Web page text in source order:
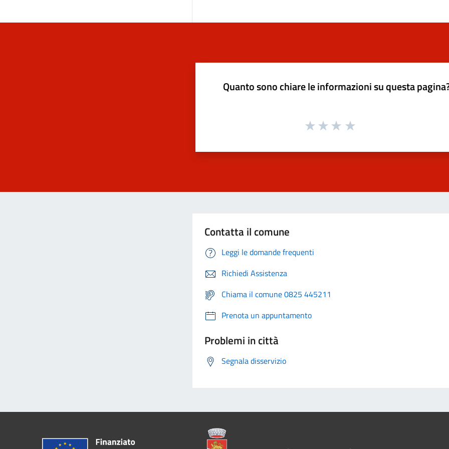
Quanto sono chiare le informazioni su questa
Contatta il comune
Leggi le domande frequenti
Richiedi Assistenza
Chiama il comune 0825 445211
Prenota un appuntamento
Problemi in città
Segnala disservizio